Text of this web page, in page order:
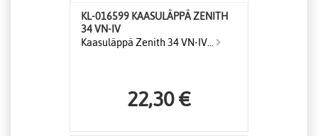
KL-016599 KAASULÄPPÄ ZENITH
34 VN-IV
Kaasuläppä Zenith 34 VN-IV...
22,30 €